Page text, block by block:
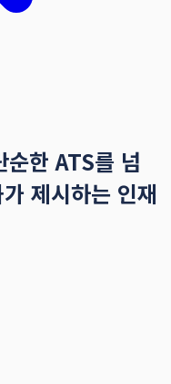
한 ATS를 넘
제시하는 인재